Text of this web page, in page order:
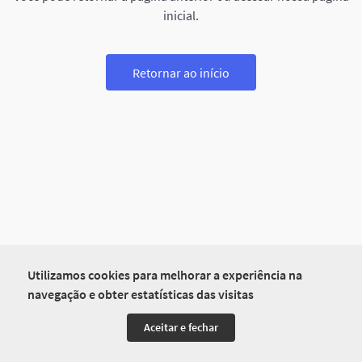
Utilizamos cookies para melhorar a experiência na
navegação e obter estatísticas das visitas
Aceitar e fechar
inicial.
Retornar ao início